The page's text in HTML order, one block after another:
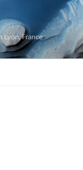
Lyon, France